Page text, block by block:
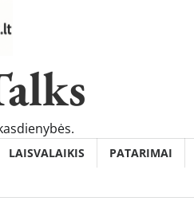
LAISVALAIKIS PATARIMAI